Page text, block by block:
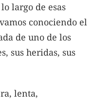
largo de esas
conociendo el
de uno de los
sus heridas, sus
lenta,